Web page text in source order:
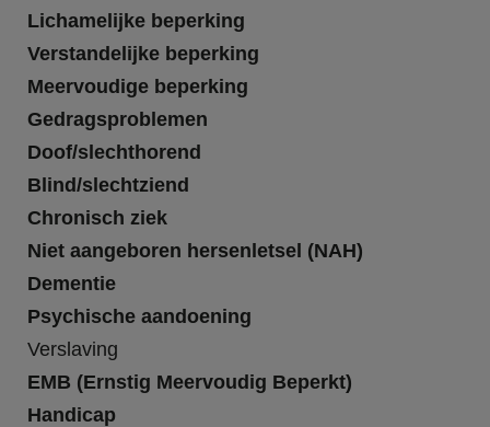
Lichamelijke beperking
Verstandelijke beperking
Meervoudige beperking
Gedragsproblemen
Doof/slechthorend
Blind/slechtziend
Chronisch ziek
Niet aangeboren hersenletsel (NAH)
Dementie
Psychische aandoening
Verslaving
EMB (Ernstig Meervoudig Beperkt)
Handicap